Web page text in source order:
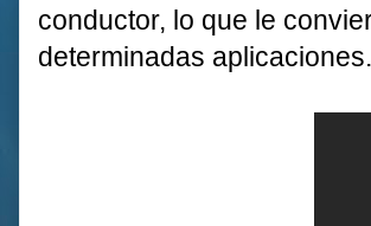
conductor, lo que le
determinadas aplicaciones.